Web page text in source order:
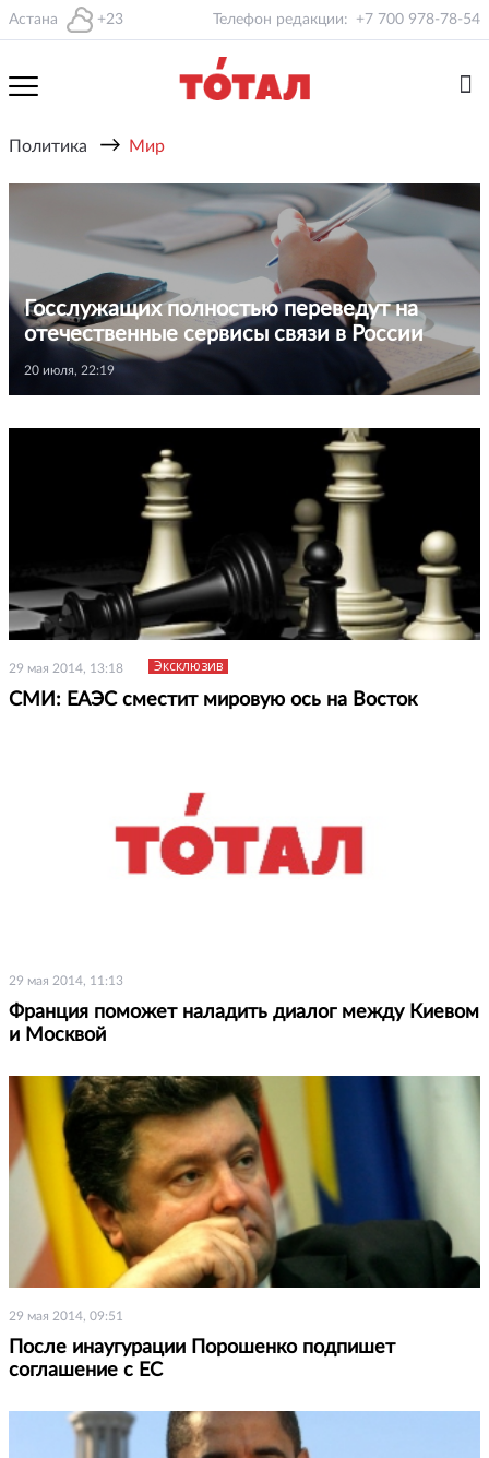
Астана +23 Телефон редакции: +7 700 978-78-54
Политика → Мир
Госслужащих полностью переведут на
отечественные сервисы связи в России
20 июля, 22:19
29 мая 2014, 13:18 Эксклюзив
СМИ: ЕАЭС сместит мировую ось на Восток
29 мая 2014, 11:13
Франция поможет наладить диалог между Киевом
и Москвой
29 мая 2014, 09:51
После инаугурации Порошенко подпишет
соглашение с ЕС